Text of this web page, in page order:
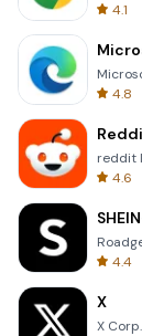
4.1
4.8
reddit
4.6
4.4
X
X Corp.